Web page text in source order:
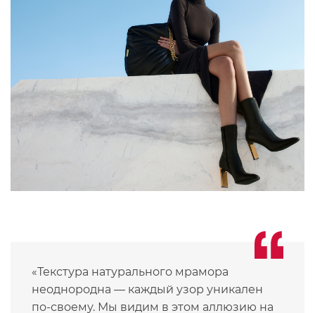
«‎Текстура натурального мрамора
неоднородна — каждый узор уникален
по-своему. Мы видим в этом аллюзию на